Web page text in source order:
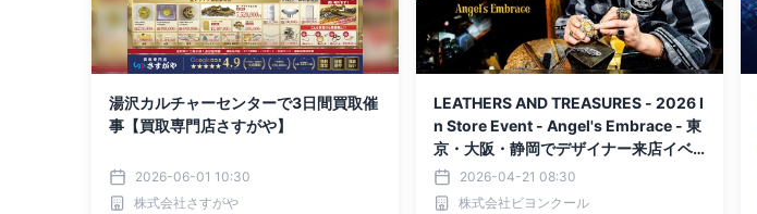
湯沢カルチャーセンターで3日間買取催
事【買取専門店さすがや】
2026-06-01 10:30
株式会社さすがや
LEATHERS AND TREASURES - 2026 I
n Store Event - Angel's Embrace - 東
京・大阪・静岡でデザイナー来店イベ
ント開催2026-04-21 08:30
株式会社ビヨンクール